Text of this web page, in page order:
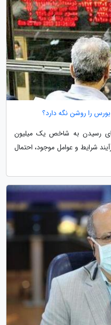
را روشن نگه دارد؟
رسیدن به شاخص یک میلیون
شرایط و عوامل موجود، احتمال